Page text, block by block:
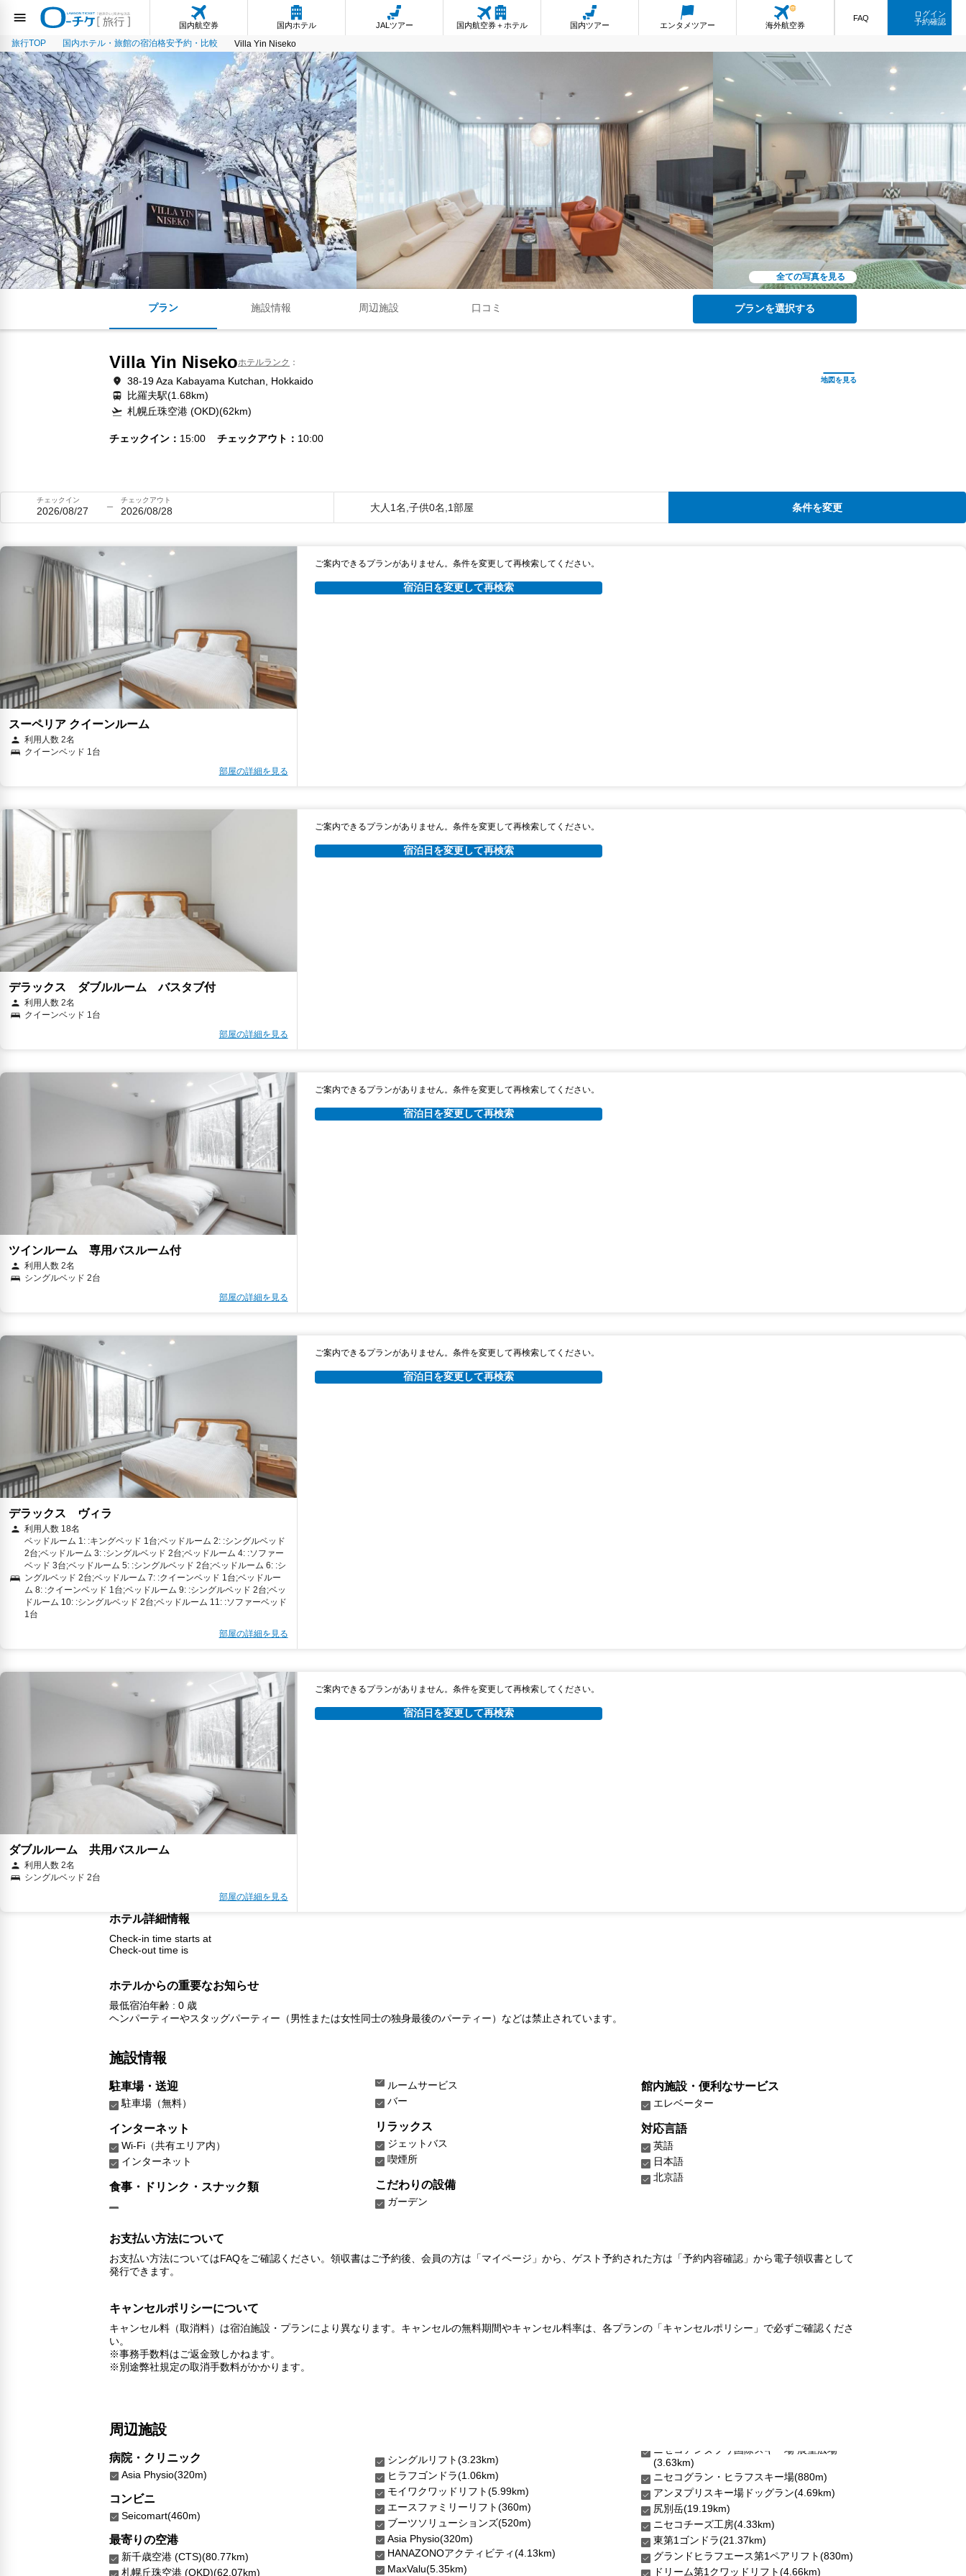
国内航空券 国内ホテル JALツアー 国内航空券＋ホテル 国内ツアー エンタメツアー 海外航空券
FAQ
ログイン
予約確認
旅行TOP 国内ホテル・旅館の宿泊格安予約・比較 Villa Yin Niseko
全ての写真を見る
プラン 施設情報 周辺施設 口コミ プランを選択する
Villa Yin Nisekoホテルランク
38-19 Aza Kabayama Kutchan, Hokkaido
比羅夫駅(1.68km)
札幌丘珠空港 (OKD)(62km)
チェックイン 15:00 チェックアウト 10:00
チェックイン
2026/08/27
チェックアウト
2026/08/28 大人1名,子供0名,1部屋 条件を変更
スーペリア クイーンルーム
利用人数 2名
クイーンベッド 1台
部屋の詳細を見る
ご案内できるプランがありません。条件を変更して再検索してください。
宿泊日を変更して再検索
デラックス ダブルルーム バスタブ付
利用人数 2名
クイーンベッド 1台
部屋の詳細を見る
ご案内できるプランがありません。条件を変更して再検索してください。
宿泊日を変更して再検索
ツインルーム 専用バスルーム付
利用人数 2名
シングルベッド 2台
部屋の詳細を見る
ご案内できるプランがありません。条件を変更して再検索してください。
宿泊日を変更して再検索
デラックス ヴィラ
利用人数 18名
ベッドルーム 1: :キングベッド 1台;ベッドルーム 2: :シングルベッド
2台;ベッドルーム 3: :シングルベッド 2台;ベッドルーム 4: :ソファー
ベッド 3台;ベッドルーム 5: :シングルベッド 2台;ベッドルーム 6: :シ
ングルベッド 2台;ベッドルーム 7: :クイーンベッド 1台;ベッドルー
ム 8: :クイーンベッド 1台;ベッドルーム 9: :シングルベッド 2台;ベッ
ドルーム 10: :シングルベッド 2台;ベッドルーム 11: :ソファーベッド
1台
部屋の詳細を見る
ご案内できるプランがありません。条件を変更して再検索してください。
宿泊日を変更して再検索
ダブルルーム 共用バスルーム
利用人数 2名
シングルベッド 2台
部屋の詳細を見る
ご案内できるプランがありません。条件を変更して再検索してください。
宿泊日を変更して再検索
ホテル詳細情報
Check-in time starts at
Check-out time is
ホテルからの重要なお知らせ
最低宿泊年齢 : 0 歳
ヘンパーティーやスタッグパーティー（男性または女性同士の独身最後のパーティー）などは禁止されています。
施設情報
駐車場・送迎
駐車場（無料）
インターネット
Wi-Fi（共有エリア内）
インターネット
食事・ドリンク・スナック類
ルームサービス
バー
リラックス
ジェットバス
喫煙所
こだわりの設備
ガーデン
館内施設・便利なサービス
エレベーター
対応言語
英語
日本語
北京語
お支払い方法について
お支払い方法についてはFAQをご確認ください。領収書はご予約後、会員の方は「マイページ」から、ゲスト予約された方は「予約内容確認」から電子領収書として
発行できます。
キャンセルポリシーについて
キャンセル料（取消料）は宿泊施設・プランにより異なります。キャンセルの無料期間やキャンセル料率は、各プランの「キャンセルポリシー」で必ずご確認くださ
い。
※事務手数料はご返金致しかねます。
※別途弊社規定の取消手数料がかかります。
周辺施設
病院・クリニック
Asia Physio(320m)
コンビニ
Seicomart(460m)
最寄りの空港
新千歳空港 (CTS)(80.77km)
札幌丘珠空港 (OKD)(62.07km)
シングルリフト(3.23km)
ヒラフゴンドラ(1.06km)
モイワクワッドリフト(5.99km)
エースファミリーリフト(360m)
ブーツソリューションズ(520m)
Asia Physio(320m)
HANAZONOアクティビティ(4.13km)
MaxValu(5.35km)
(3.63km)
ニセコグラン・ヒラフスキー場(880m)
アンヌプリスキー場ドッグラン(4.69km)
尻別岳(19.19km)
ニセコチーズ工房(4.33km)
東第1ゴンドラ(21.37km)
グランドヒラフエース第1ペアリフト(830m)
ドリーム第1クワッドリフト(4.66km)